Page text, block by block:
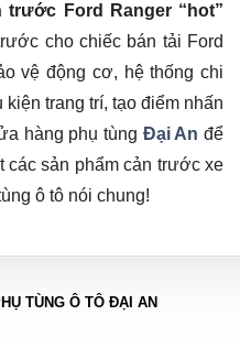
trước Ford Ranger “hot”
cho chiếc bán tải Ford
vệ động cơ, hệ thống chi
trang trí, tạo điểm nhấn
hàng phụ tùng Đại An để
sản phẩm cản trước xe
ô tô nói chung!
TÙNG Ô TÔ ĐẠI AN